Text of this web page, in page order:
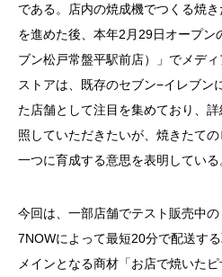
である。店内の焼成機でつくる焼
を進めた後、本年2月29日オープン
ブン松戸常盤平駅前店）」でメデ
ストアは、既存のセブン−イレブン
た店舗として注目を集めており、
照していただきたいが、焼きたて
一つに育成する意思を表明している
今回は、一部店舗でテスト販売中
7NOWによって最短20分で配送す
メインとなる商材「お店で焼いた